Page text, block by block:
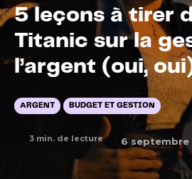
5 leçons à tirer
Titanic sur la
l’argent (oui,
ARGENT BUDGET ET GESTION
3 min. de lecture 6 septembre